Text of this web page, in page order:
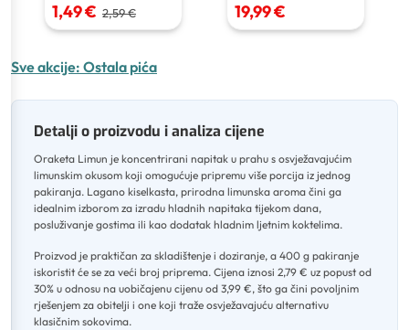
1,49 € 2,59 € 19,99 €
Sve akcije: Ostala pića
Detalji o proizvodu i analiza cijene
Oraketa Limun je koncentrirani napitak u prahu s osvježavajućim
limunskim okusom koji omogućuje pripremu više porcija iz jednog
pakiranja. Lagano kiselkasta, prirodna limunska aroma čini ga
idealnim izborom za izradu hladnih napitaka tijekom dana,
posluživanje gostima ili kao dodatak hladnim ljetnim koktelima.
Proizvod je praktičan za skladištenje i doziranje, a 400 g pakiranje
iskoristit će se za veći broj priprema. Cijena iznosi 2,79 € uz popust od
30% u odnosu na uobičajenu cijenu od 3,99 €, što ga čini povoljnim
rješenjem za obitelji i one koji traže osvježavajuću alternativu
klasičnim sokovima.